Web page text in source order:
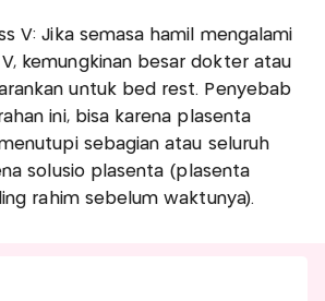
V: Jika semasa hamil mengalami
kemungkinan besar dokter atau
untuk bed rest. Penyebab
ini, bisa karena plasenta
sebagian atau seluruh
solusio plasenta (plasenta
rahim sebelum waktunya).